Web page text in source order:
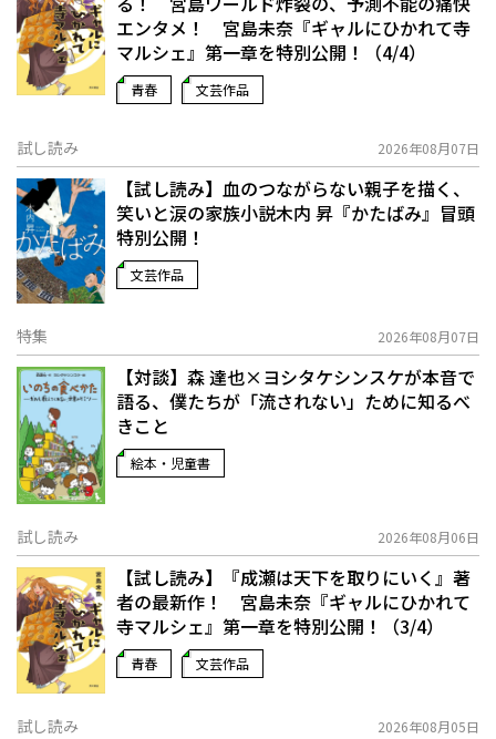
エンタメ！ 宮島未奈『ギャルにひかれて寺
マルシェ』第一章を特別公開！（4/4）
青春 文芸作品
試し読み 2026年08月07日
【試し読み】血のつながらない親子を描く、
笑いと涙の家族小説――木内 昇『かたばみ』冒頭
特別公開！
文芸作品
特集 2026年08月07日
【対談】森 達也×ヨシタケシンスケが本音で
語る、僕たちが「流されない」ために知るべ
きこと
絵本・児童書
試し読み 2026年08月06日
【試し読み】『成瀬は天下を取りにいく』著
者の最新作！ 宮島未奈『ギャルにひかれて
寺マルシェ』第一章を特別公開！（3/4）
青春 文芸作品
試し読み 2026年08月05日